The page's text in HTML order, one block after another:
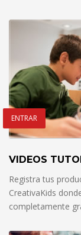
ENTRAR
VIDEOS
Registra tus
CreativaKids
completamente